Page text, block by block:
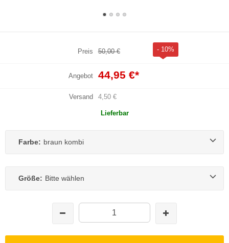
Preis 50,00 € - 10%
Angebot 44,95 €*
Versand 4,50 €
Lieferbar
Farbe: braun kombi
Größe: Bitte wählen